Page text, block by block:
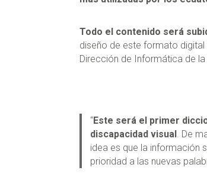
Todo el contenido será
diseño de este formato
Dirección de Informática de la
“Este será el primer
discapacidad visual. De
idea es que la información
prioridad a las nuevas